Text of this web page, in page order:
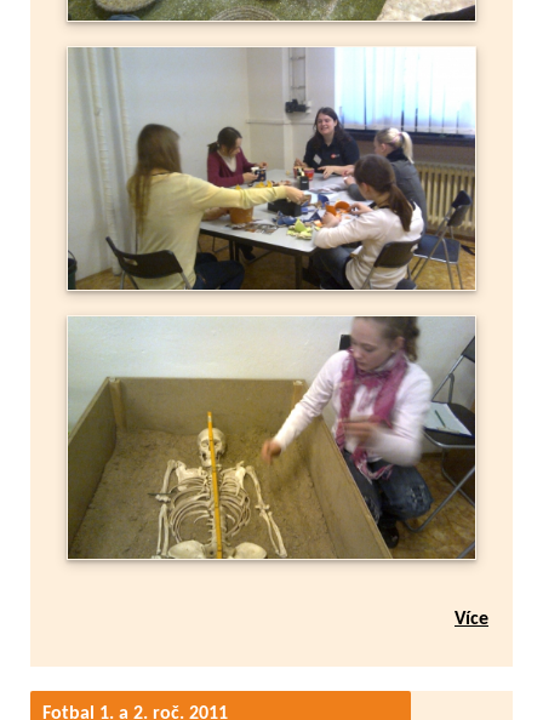
Více
Fotbal 1. a 2. roč. 2011